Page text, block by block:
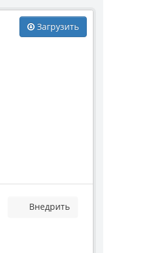
Загрузить
Внедрить